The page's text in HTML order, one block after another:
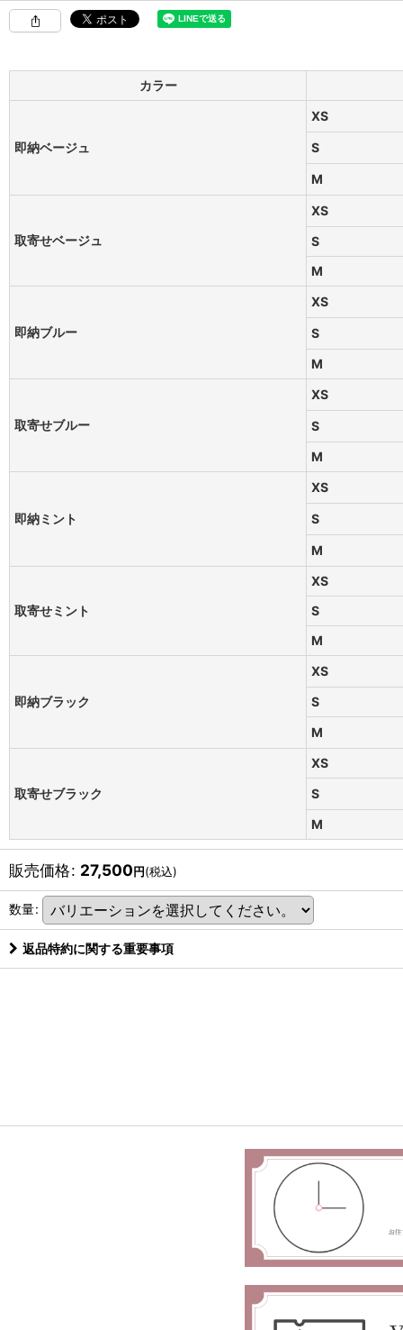
カラー
即納ベージュ
XS
S
M
取寄せベージュ
XS
S
M
即納ブルー
XS
S
M
取寄せブルー
XS
S
M
即納ミント
XS
S
M
取寄せミント
XS
S
M
即納ブラック
XS
S
M
取寄せブラック
XS
S
M
販売価格: 27,500円(税込)
数量:
返品特約に関する重要事項